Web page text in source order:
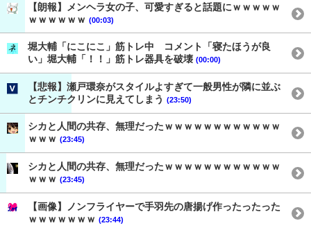
【朗報】メンヘラ女の子、可愛すぎると話題にｗｗｗｗｗ
ｗｗｗｗｗｗ (00:03)
堀大輔「にこにこ」筋トレ中 コメント「寝たほうが良
い」堀大輔「！！」筋トレ器具を破壊 (00:00)
【悲報】瀬戸環奈がスタイルよすぎて一般男性が隣に並ぶ
とチンチクリンに見えてしまう (23:50)
シカと人間の共存、無理だったｗｗｗｗｗｗｗｗｗｗｗｗ
ｗｗｗ (23:45)
シカと人間の共存、無理だったｗｗｗｗｗｗｗｗｗｗｗｗ
ｗｗｗ (23:45)
【画像】ノンフライヤーで手羽先の唐揚げ作ったったった
ｗｗｗｗｗｗｗ (23:44)